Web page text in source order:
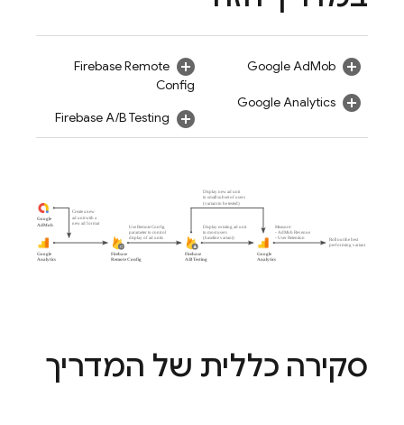
Google AdMob
Google Analytics
Firebase Remote
Config
Firebase A/B Testing
סקירה כללית של המדריך